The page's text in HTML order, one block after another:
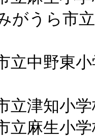
がうら市
立中野東小
津知小学
麻生小学